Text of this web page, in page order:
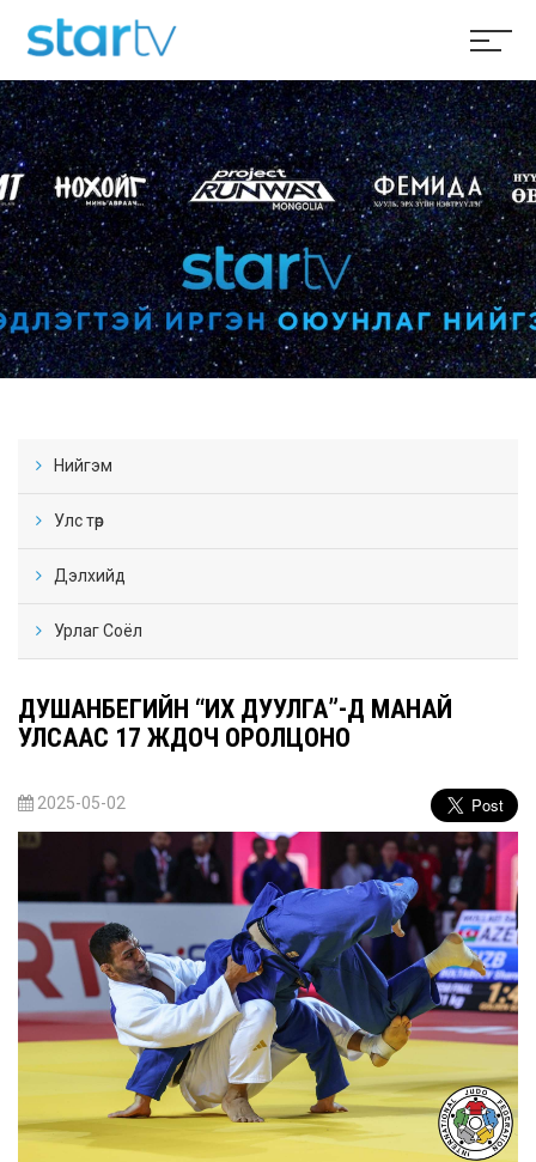
Нийгэм
Улс төр
Дэлхийд
Урлаг Соёл
ДУШАНБЕГИЙН “ИХ ДУУЛГА”-Д МАНАЙ
УЛСААС 17 ЖҮДОЧ ОРОЛЦОНО
2025-05-02